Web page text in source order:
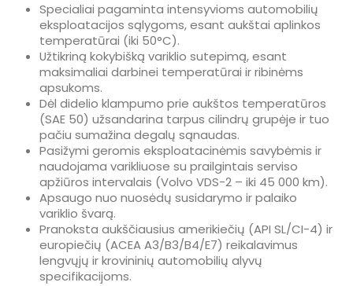
Specialiai pagaminta intensyvioms automobilių
eksploatacijos sąlygoms, esant aukštai aplinkos
temperatūrai (iki 50°C).
Užtikriną kokybišką variklio sutepimą, esant
maksimaliai darbinei temperatūrai ir ribinėms
apsukoms.
Dėl didelio klampumo prie aukštos temperatūros
(SAE 50) užsandarina tarpus cilindrų grupėje ir tuo
pačiu sumažina degalų sąnaudas.
Pasižymi geromis eksploatacinėmis savybėmis ir
naudojama varikliuose su prailgintais serviso
apžiūros intervalais (Volvo VDS-2 – iki 45 000 km).
Apsaugo nuo nuosėdų susidarymo ir palaiko
variklio švarą.
Pranoksta aukščiausius amerikiečių (API SL/CI-4) ir
europiečių (ACEA A3/B3/B4/E7) reikalavimus
lengvųjų ir krovininių automobilių alyvų
specifikacijoms.